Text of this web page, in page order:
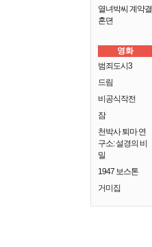
열녀박씨 계약결
혼뎐
영화
범죄도시3
드림
비공식작전
잠
천박사 퇴마 연
구소: 설경의 비
밀
1947 보스톤
거미집